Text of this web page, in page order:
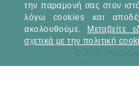
©2026. Με
την παραμονή σας στον
λόγω cookies και
ακολουθούμε.
Μεταβείτε
σχετικά με την πολιτική